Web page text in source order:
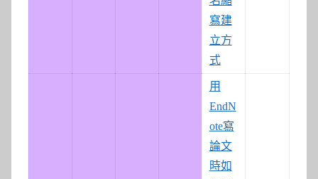
寫建
立方
式
用
EndN
ote寫
論文
時如